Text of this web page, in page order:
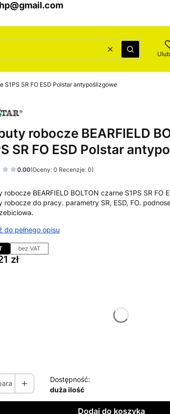
WyczyśćSzukaj
S1PS SR FO ESD Polstar antypoślizgowe
robocze BEARFIELD
SR FO ESD Polstar
0.00(Oceny: 0 Recenzje: 0)
robocze BEARFIELD BOLTON czarne S1PS SR FO
robocze do pracy. parametry SR, ESD, FO.
do pełnego opisu
bez VAT
zł
Dostępność:
duża ilość
Dodaj do koszyka